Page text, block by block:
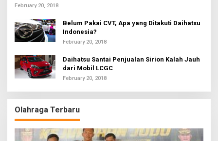
February 20, 2018
Belum Pakai CVT, Apa yang Ditakuti Daihatsu
Indonesia?
February 20, 2018
Daihatsu Santai Penjualan Sirion Kalah Jauh
dari Mobil LCGC
February 20, 2018
Olahraga Terbaru